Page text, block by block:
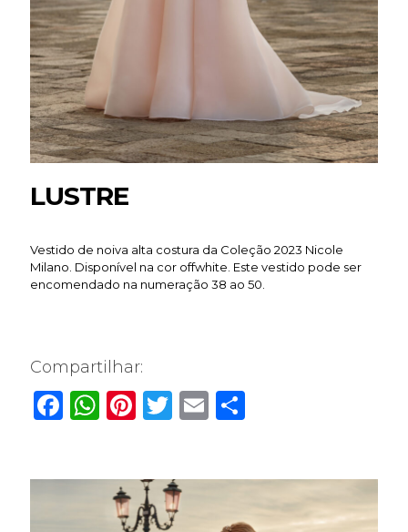
LUSTRE
Vestido de noiva alta costura da Coleção 2023 Nicole
Milano. Disponível na cor offwhite. Este vestido pode ser
encomendado na numeração 38 ao 50.
Compartilhar:
Facebook
WhatsApp
Pinterest
Twitter
Email